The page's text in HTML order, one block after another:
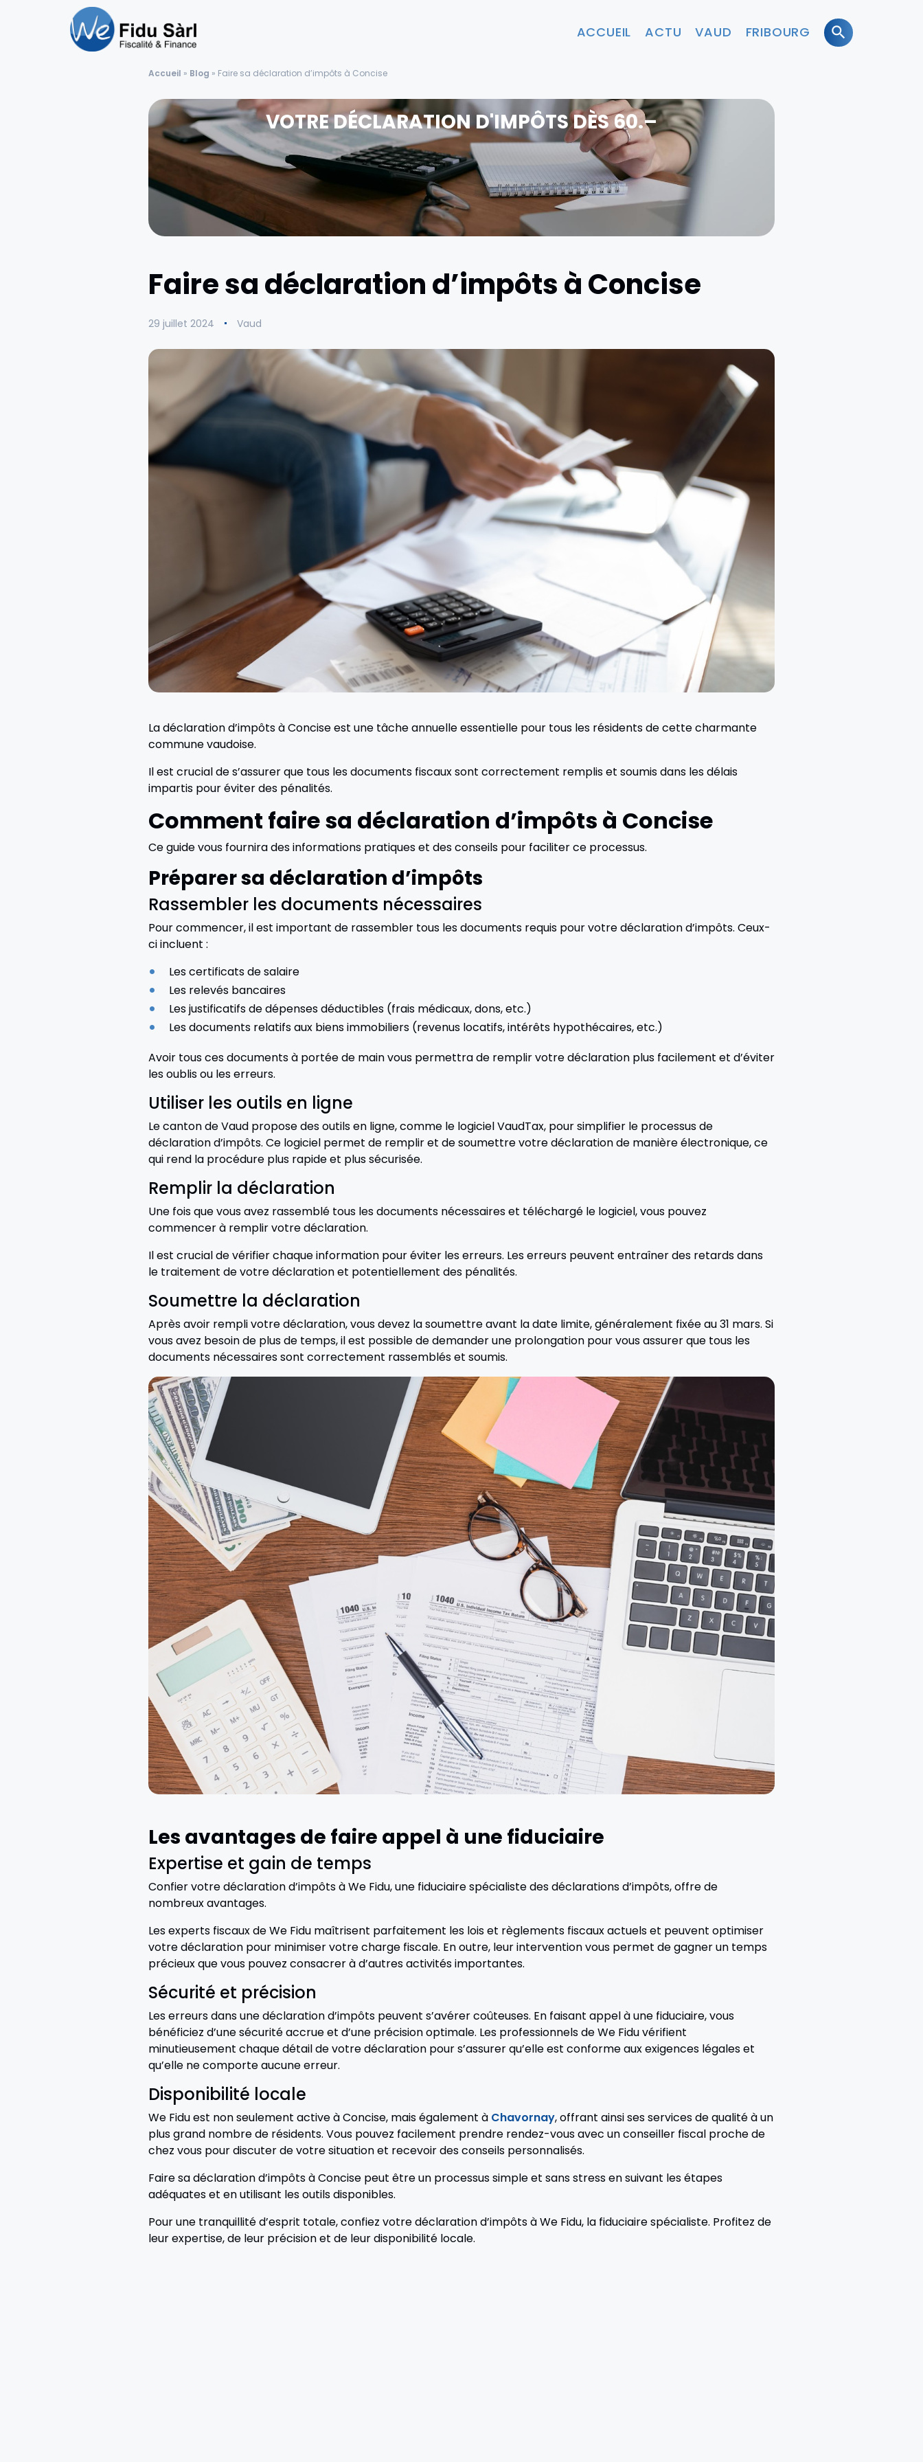
ACCUEIL ACTU VAUD FRIBOURG
Accueil » Blog » Faire sa déclaration d’impôts à Concise
VOTRE DÉCLARATION D'IMPÔTS DÈS 60.–
Faire sa déclaration d’impôts à Concise
29 juillet 2024 Vaud
La déclaration d’impôts à Concise est une tâche annuelle essentielle pour tous les résidents de cette charmante
commune vaudoise.
Il est crucial de s’assurer que tous les documents fiscaux sont correctement remplis et soumis dans les délais
impartis pour éviter des pénalités.
Comment faire sa déclaration d’impôts à Concise
Ce guide vous fournira des informations pratiques et des conseils pour faciliter ce processus.
Préparer sa déclaration d’impôts
Rassembler les documents nécessaires
Pour commencer, il est important de rassembler tous les documents requis pour votre déclaration d’impôts. Ceux-
ci incluent :
Les certificats de salaire
Les relevés bancaires
Les justificatifs de dépenses déductibles (frais médicaux, dons, etc.)
Les documents relatifs aux biens immobiliers (revenus locatifs, intérêts hypothécaires, etc.)
Avoir tous ces documents à portée de main vous permettra de remplir votre déclaration plus facilement et d’éviter
les oublis ou les erreurs.
Utiliser les outils en ligne
Le canton de Vaud propose des outils en ligne, comme le logiciel VaudTax, pour simplifier le processus de
déclaration d’impôts. Ce logiciel permet de remplir et de soumettre votre déclaration de manière électronique, ce
qui rend la procédure plus rapide et plus sécurisée.
Remplir la déclaration
Une fois que vous avez rassemblé tous les documents nécessaires et téléchargé le logiciel, vous pouvez
commencer à remplir votre déclaration.
Il est crucial de vérifier chaque information pour éviter les erreurs. Les erreurs peuvent entraîner des retards dans
le traitement de votre déclaration et potentiellement des pénalités.
Soumettre la déclaration
Après avoir rempli votre déclaration, vous devez la soumettre avant la date limite, généralement fixée au 31 mars. Si
vous avez besoin de plus de temps, il est possible de demander une prolongation pour vous assurer que tous les
documents nécessaires sont correctement rassemblés et soumis.
Les avantages de faire appel à une fiduciaire
Expertise et gain de temps
Confier votre déclaration d’impôts à We Fidu, une fiduciaire spécialiste des déclarations d’impôts, offre de
nombreux avantages.
Les experts fiscaux de We Fidu maîtrisent parfaitement les lois et règlements fiscaux actuels et peuvent optimiser
votre déclaration pour minimiser votre charge fiscale. En outre, leur intervention vous permet de gagner un temps
précieux que vous pouvez consacrer à d’autres activités importantes.
Sécurité et précision
Les erreurs dans une déclaration d’impôts peuvent s’avérer coûteuses. En faisant appel à une fiduciaire, vous
bénéficiez d’une sécurité accrue et d’une précision optimale. Les professionnels de We Fidu vérifient
minutieusement chaque détail de votre déclaration pour s’assurer qu’elle est conforme aux exigences légales et
qu’elle ne comporte aucune erreur.
Disponibilité locale
We Fidu est non seulement active à Concise, mais également à Chavornay, offrant ainsi ses services de qualité à un
plus grand nombre de résidents. Vous pouvez facilement prendre rendez-vous avec un conseiller fiscal proche de
chez vous pour discuter de votre situation et recevoir des conseils personnalisés.
Faire sa déclaration d’impôts à Concise peut être un processus simple et sans stress en suivant les étapes
adéquates et en utilisant les outils disponibles.
Pour une tranquillité d’esprit totale, confiez votre déclaration d’impôts à We Fidu, la fiduciaire spécialiste. Profitez de
leur expertise, de leur précision et de leur disponibilité locale.